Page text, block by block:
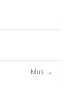
Mus →